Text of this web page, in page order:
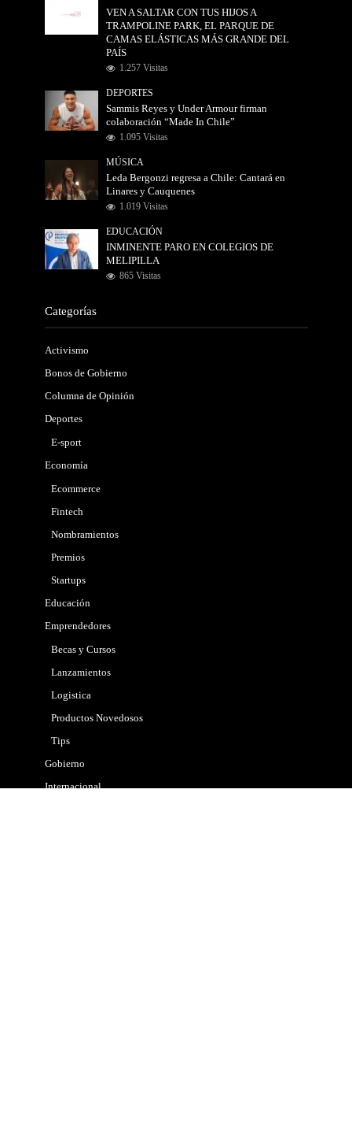
VEN A SALTAR CON TUS HIJOS A
TRAMPOLINE PARK, EL PARQUE DE
CAMAS ELÁSTICAS MÁS GRANDE DEL
PAÍS
1.257 Visitas
DEPORTES
Sammis Reyes y Under Armour firman
colaboración “Made In Chile”
1.095 Visitas
MÚSICA
Leda Bergonzi regresa a Chile: Cantará en
Linares y Cauquenes
1.019 Visitas
EDUCACIÓN
INMINENTE PARO EN COLEGIOS DE
MELIPILLA
865 Visitas
Categorías
Activismo
Bonos de Gobierno
Columna de Opinión
Deportes
E-sport
Economía
Ecommerce
Fintech
Nombramientos
Premios
Startups
Educación
Emprendedores
Becas y Cursos
Lanzamientos
Logistica
Productos Novedosos
Tips
Gobierno
Internacional